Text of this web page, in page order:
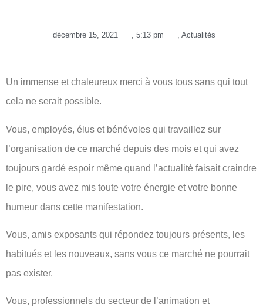
décembre 15, 2021 , 5:13 pm , Actualités
Un immense et chaleureux merci à vous tous sans qui tout
cela ne serait possible.
Vous, employés, élus et bénévoles qui travaillez sur
l’organisation de ce marché depuis des mois et qui avez
toujours gardé espoir même quand l’actualité faisait craindre
le pire, vous avez mis toute votre énergie et votre bonne
humeur dans cette manifestation.
Vous, amis exposants qui répondez toujours présents, les
habitués et les nouveaux, sans vous ce marché ne pourrait
pas exister.
Vous, professionnels du secteur de l’animation et